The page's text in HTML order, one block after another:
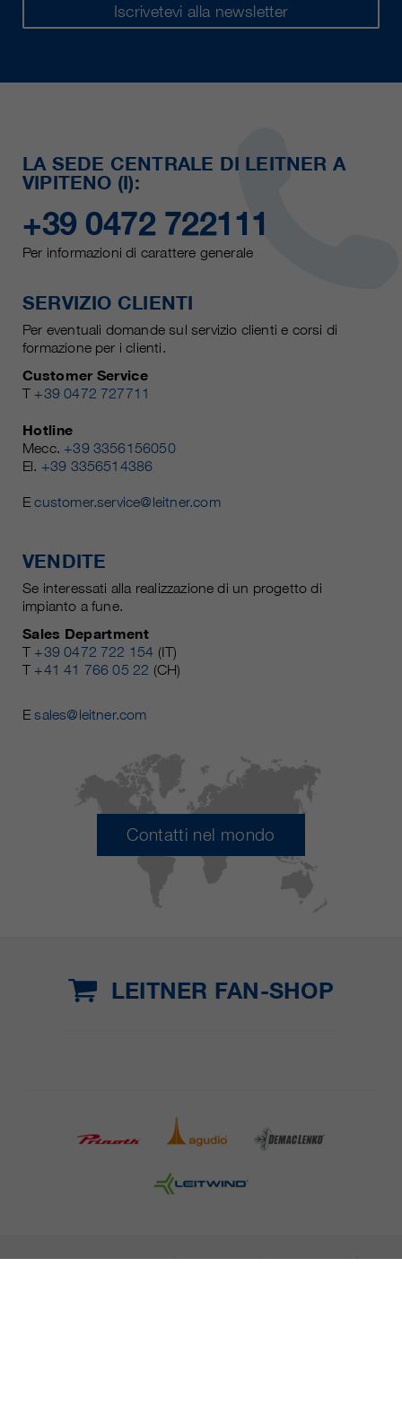
Iscrivetevi alla newsletter
LA SEDE CENTRALE DI LEITNER A
VIPITENO (I):
+39 0472 722111
Per informazioni di carattere generale
SERVIZIO CLIENTI
Per eventuali domande sul servizio clienti e corsi di
formazione per i clienti.
Customer Service
T +39 0472 727711
Hotline
Mecc. +39 3356156050
El. +39 3356514386
Ecustomer.service@leitner.com
VENDITE
Se interessati alla realizzazione di un progetto di
impianto a fune.
Sales Department
T +39 0472 722 154 (IT)
T +41 41 766 05 22 (CH)
Esales@leitner.com
Contatti nel mondo
LEITNER FAN-SHOP